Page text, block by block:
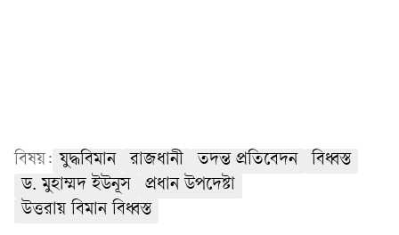
বিষয়: যুদ্ধবিমান রাজধানী তদন্ত প্রতিবেদন
বিধ্বস্ত
ড. মুহাম্মদ ইউনূস
প্রধান উপদেষ্টা
উত্তরায় বিমান বিধ্বস্ত